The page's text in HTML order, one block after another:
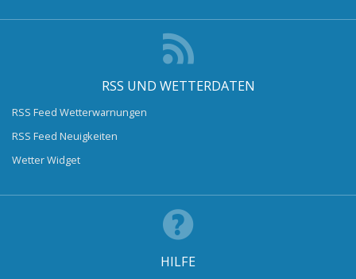
RSS UND WETTERDATEN
RSS Feed Wetterwarnungen
RSS Feed Neuigkeiten
Wetter Widget
HILFE